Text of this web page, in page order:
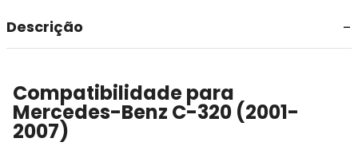
Descrição
Compatibilidade para
Mercedes-Benz C-320 (2001-
2007)